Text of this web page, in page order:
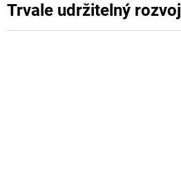
Trvale udržitelný rozvoj